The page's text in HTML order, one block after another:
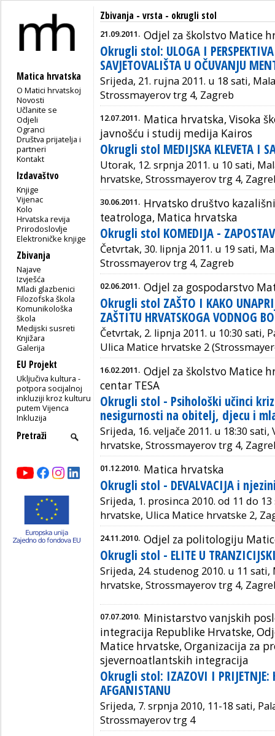
Matica hrvatska
O Matici hrvatskoj
Novosti
Učlanite se
Odjeli
Ogranci
Društva prijatelja i
partneri
Kontakt
Izdavaštvo
Knjige
Vijenac
Kolo
Hrvatska revija
Prirodoslovlje
Elektroničke knjige
Zbivanja
Najave
Izvješća
Mladi glazbenici
Filozofska škola
Komunikološka
škola
Medijski susreti
Knjižara
Galerija
EU Projekt
Uključiva kultura -
potpora socijalnoj
inkluziji kroz kulturu
putem Vijenca
Inkluzija
Zbivanja - vrsta - okrugli stol
21.09.2011. Odjel za školstvo Matice
Okrugli stol: ULOGA I
SAVJETOVALIŠTA U OČUVANJU
Srijeda, 21. rujna 2011. u 18 sati,
Strossmayerov trg 4, Zagreb
12.07.2011. Matica hrvatska, Visoka
javnošću i studij medija Kairos
Okrugli stol MEDIJSKA KLEVETA I
Utorak, 12. srpnja 2011. u 10 sati,
hrvatske, Strossmayerov trg 4,
30.06.2011. Hrvatsko društvo
teatrologa, Matica hrvatska
Okrugli stol KOMEDIJA -
Četvrtak, 30. lipnja 2011. u 19 sati,
Strossmayerov trg 4, Zagreb
02.06.2011. Odjel za gospodarstvo
Okrugli stol ZAŠTO I KAKO
ZAŠTITU HRVATSKOGA VODNOG
Četvrtak, 2. lipnja 2011. u 10:30 sati,
Ulica Matice hrvatske 2
16.02.2011. Odjel za školstvo Matice
centar TESA
Okrugli stol - Psihološki učinci
nesigurnosti na obitelj, djecu i
Srijeda, 16. veljače 2011. u 18:30
hrvatske, Strossmayerov trg 4,
01.12.2010. Matica hrvatska
Okrugli stol - DEVALVACIJA i
Srijeda, 1. prosinca 2010. od 11 do
hrvatske, Ulica Matice hrvatske 2,
24.11.2010. Odjel za politologiju
Okrugli stol - ELITE U
Srijeda, 24. studenog 2010. u 11
hrvatske, Strossmayerov trg 4,
07.07.2010. Ministarstvo vanjskih
integracija Republike Hrvatske,
Matice hrvatske, Organizacija za
sjevernoatlantskih integracija
Okrugli stol: IZAZOVI I PRIJETNJE:
AFGANISTANU
Srijeda, 7. srpnja 2010, 11-18 sati,
Strossmayerov trg 4